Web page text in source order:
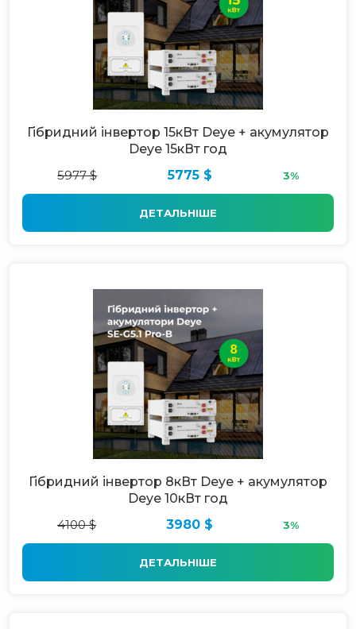
Гібридний інвертор 15кВт Deye + акумулятор
Deye 15кВт год
5977 $
5775 $ 3%
ДЕТАЛЬНІШЕ
Гібридний інвертор 8кВт Deye + акумулятор
Deye 10кВт год
4100 $
3980 $ 3%
ДЕТАЛЬНІШЕ